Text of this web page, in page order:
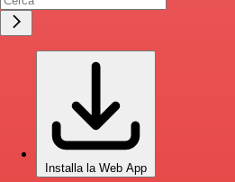
Installa la Web App